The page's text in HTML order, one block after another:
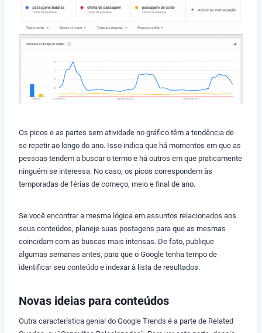
Os picos e as partes sem atividade no gráfico têm a tendência de
se repetir ao longo do ano. Isso indica que há momentos em que as
pessoas tendem a buscar o termo e há outros em que praticamente
ninguém se interessa. No caso, os picos correspondem às
temporadas de férias de começo, meio e final de ano.
Se você encontrar a mesma lógica em assuntos relacionados aos
seus conteúdos, planeje suas postagens para que as mesmas
coincidam com as buscas mais intensas. De fato, publique
algumas semanas antes, para que o Google tenha tempo de
identificar seu conteúdo e indexar à lista de resultados.
Novas ideias para conteúdos
Outra característica genial do Google Trends é a parte de Related